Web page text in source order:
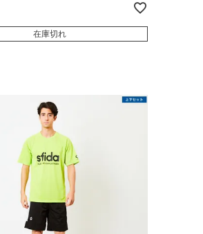
在庫切れ